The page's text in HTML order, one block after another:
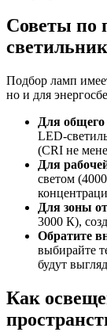
Советы по
Подбор ламп
но и для
Для
LED-
(CRI не
Для
светом
Для зоны
3000 К),
Обратите
выбирайте
будут
Как